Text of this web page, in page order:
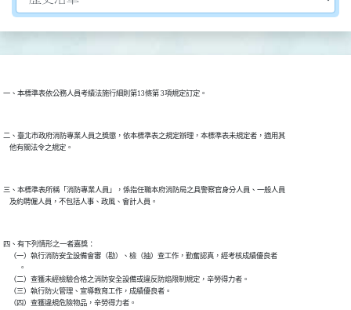
二、臺北市政府消防專業人員之獎懲，依本標準表之規定辦理，本標準表未規定者，適用其
三、本標準表所稱「消防專業人員」，係指任職本府消防局之具警察官身分人員、一般人員
四、有下列情形之一者嘉獎：
    （一）執行消防安全設備會審（勘）、檢（抽）查工作，勤奮認真，經考核成績優良者
          。
    （二）查獲未經檢驗合格之消防安全設備或違反防焰限制規定，辛勞得力者。
    （三）執行防火管理、宣導教育工作，成績優良者。
    （四）查獲違規危險物品，辛勞得力者。